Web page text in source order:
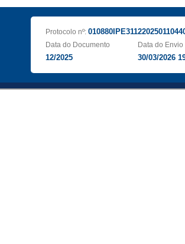
Protocolo nº:
Data do Documento
12/2025
Data do Envio
30/03/2026